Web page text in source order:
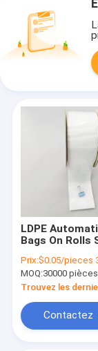
LDPE
Bags On Rolls
Customized
Prix:$0.05/pieces 30000-
MOQ:30000 pièces
Trouvez les
Contactez